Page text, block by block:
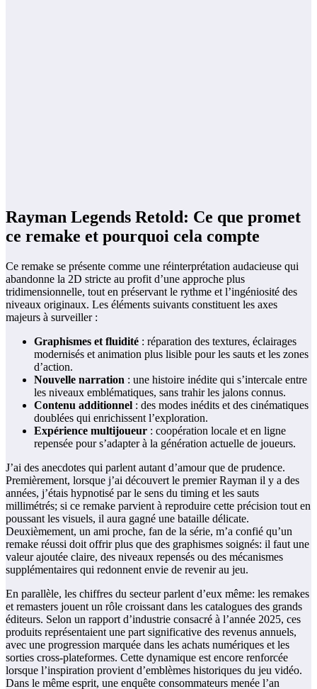
Rayman Legends Retold: Ce que promet
ce remake et pourquoi cela compte
Ce remake se présente comme une réinterprétation audacieuse qui
abandonne la 2D stricte au profit d’une approche plus
tridimensionnelle, tout en préservant le rythme et l’ingéniosité des
niveaux originaux. Les éléments suivants constituent les axes
majeurs à surveiller :
Graphismes et fluidité : réparation des textures, éclairages
modernisés et animation plus lisible pour les sauts et les zones
d’action.
Nouvelle narration : une histoire inédite qui s’intercale entre
les niveaux emblématiques, sans trahir les jalons connus.
Contenu additionnel : des modes inédits et des cinématiques
doublées qui enrichissent l’exploration.
Expérience multijoueur : coopération locale et en ligne
repensée pour s’adapter à la génération actuelle de joueurs.
J’ai des anecdotes qui parlent autant d’amour que de prudence.
Premièrement, lorsque j’ai découvert le premier Rayman il y a des
années, j’étais hypnotisé par le sens du timing et les sauts
millimétrés; si ce remake parvient à reproduire cette précision tout en
poussant les visuels, il aura gagné une bataille délicate.
Deuxièmement, un ami proche, fan de la série, m’a confié qu’un
remake réussi doit offrir plus que des graphismes soignés: il faut une
valeur ajoutée claire, des niveaux repensés ou des mécanismes
supplémentaires qui redonnent envie de revenir au jeu.
En parallèle, les chiffres du secteur parlent d’eux même: les remakes
et remasters jouent un rôle croissant dans les catalogues des grands
éditeurs. Selon un rapport d’industrie consacré à l’année 2025, ces
produits représentaient une part significative des revenus annuels,
avec une progression marquée dans les achats numériques et les
sorties cross-plateformes. Cette dynamique est encore renforcée
lorsque l’inspiration provient d’emblèmes historiques du jeu vidéo.
Dans le même esprit, une enquête consommateurs menée l’an